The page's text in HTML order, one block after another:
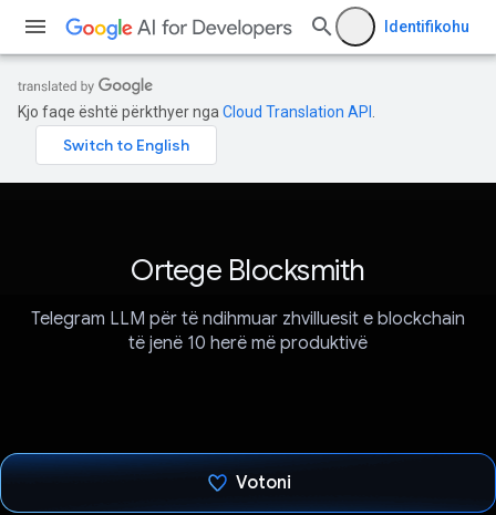
Identifikohu
Kjo faqe është përkthyer nga Cloud Translation API
Ortege Blocksmith
Telegram LLM për të ndihmuar zhvilluesit e blockchain
të jenë 10 herë më produktivë
Votoni